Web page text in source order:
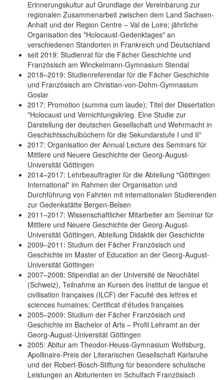
Erinnerungskultur auf Grundlage der Vereinbarung zur
regionalen Zusammenarbeit zwischen dem Land Sachsen-
Anhalt und der Region Centre – Val de Loire; jährliche
Organisation des "Holocaust-Gedenktages" an
verschiedenen Standorten in Frankreich und Deutschland
seit 2019: Studienrat für die Fächer Geschichte und
Französisch am Winckelmann-Gymnasium Stendal
2018–2019: Studienreferendar für die Fächer Geschichte
und Französisch am Christian-von-Dohm-Gymnasium
Goslar
2017: Promotion (summa cum laude); Titel der Dissertation
"Holocaust und Vernichtungskrieg. Eine Studie zur
Darstellung der deutschen Gesellschaft und Wehrmacht in
Geschichtsschulbüchern für die Sekundarstufe I und II"
2017: Organisation der Annual Lecture des Seminars für
Mittlere und Neuere Geschichte der Georg-August-
Universität Göttingen
2014–2017: Lehrbeauftragter für die Abteilung "Göttingen
International" im Rahmen der Organisation und
Durchführung von Fahrten mit internationalen Studierenden
zur Gedenkstätte Bergen-Belsen
2011–2017: Wissenschaftlicher Mitarbeiter am Seminar für
Mittlere und Neuere Geschichte der Georg-August-
Universität Göttingen, Abteilung Didaktik der Geschichte
2009–2011: Studium der Fächer Französisch und
Geschichte im Master of Education an der Georg-August-
Universität Göttingen
2007–2008: Stipendiat an der Université de Neuchâtel
(Schweiz), Teilnahme an Kursen des Institut de langue et
civilisation françaises (ILCF) der Faculté des lettres et
sciences humaines: Certificat d'études françaises
2005–2009: Studium der Fächer Französisch und
Geschichte im Bachelor of Arts – Profil Lehramt an der
Georg-August-Universität Göttingen
2005: Abitur am Theodor-Heuss-Gymnasium Wolfsburg,
Apollinaire-Preis der Literarischen Gesellschaft Karlsruhe
und der Robert-Bosch-Stiftung für besondere schulische
Leistungen an Abiturienten im Schulfach Französisch